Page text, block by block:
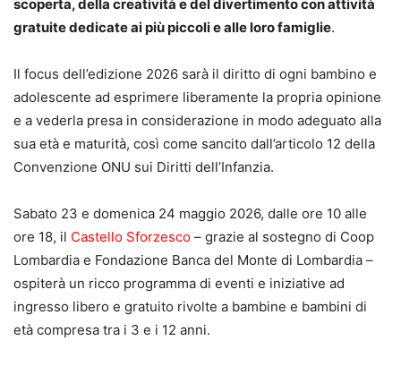
scoperta, della creatività e del divertimento con attività
gratuite dedicate ai più piccoli e alle loro famiglie.
Il focus dell’edizione 2026 sarà il diritto di ogni bambino e
adolescente ad esprimere liberamente la propria opinione
e a vederla presa in considerazione in modo adeguato alla
sua età e maturità, così come sancito dall’articolo 12 della
Convenzione ONU sui Diritti dell’Infanzia.
Sabato 23 e domenica 24 maggio 2026, dalle ore 10 alle
ore 18, il Castello Sforzesco – grazie al sostegno di Coop
Lombardia e Fondazione Banca del Monte di Lombardia –
ospiterà un ricco programma di eventi e iniziative ad
ingresso libero e gratuito rivolte a bambine e bambini di
età compresa tra i 3 e i 12 anni.